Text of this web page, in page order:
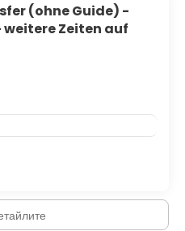
(ohne Guide) -
Zeiten auf